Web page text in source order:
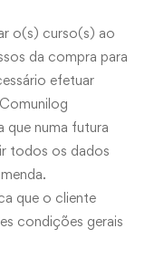
o(s) curso(s) ao
da compra para
efetuar
que numa futura
todos os dados
que o cliente
condições gerais